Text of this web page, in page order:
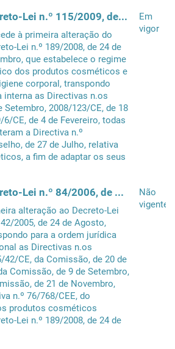
Decreto-Lei n.º 115/2009, de 18 de Maio
à primeira alteração do
Lei n.º 189/2008, de 24 de
que estabelece o regime
dos produtos cosméticos e
corporal, transpondo
interna as Directivas n.os
Setembro, 2008/123/CE, de 18
6/CE, de 4 de Fevereiro, todas
a Directiva n.º
de 27 de Julho, relativa
a fim de adaptar os seus
Em
vigor
Decreto-Lei n.º 84/2006, de 11 de Maio
alteração ao Decreto-Lei
2005, de 24 de Agosto,
para a ordem jurídica
as Directivas n.os
42/CE, da Comissão, de 20 de
Comissão, de 9 de Setembro,
de 21 de Novembro,
n.º 76/768/CEE, do
produtos cosméticos
Lei n.º 189/2008, de 24 de
Não
vigente